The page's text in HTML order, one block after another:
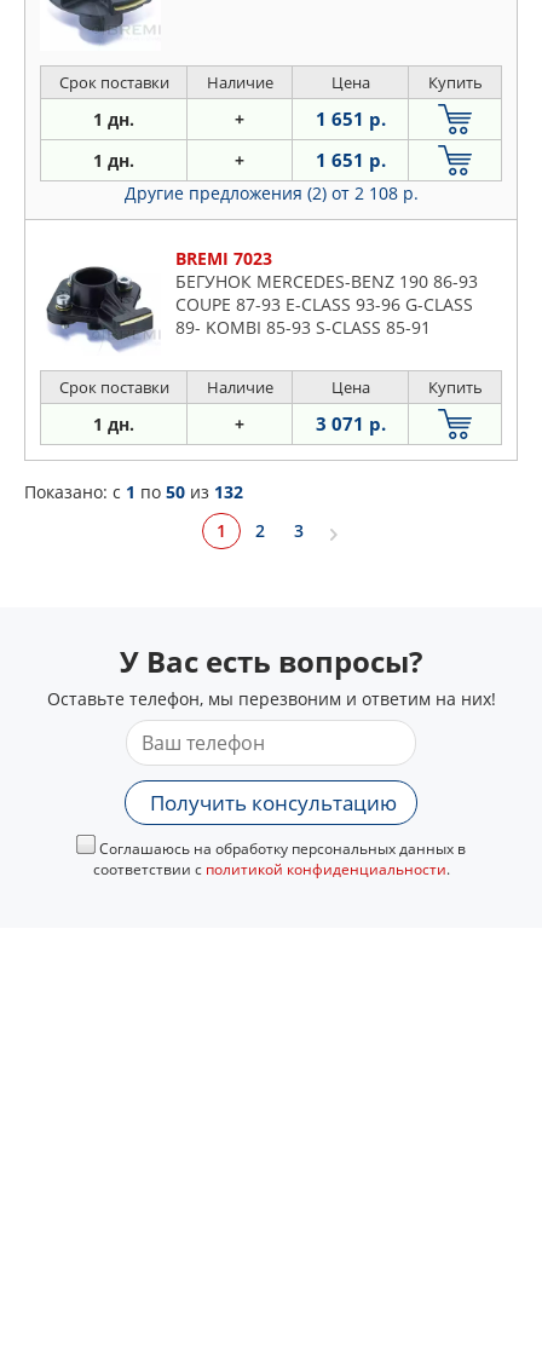
Срок поставки Наличие Цена Купить
1 дн. + 1 651 р.
1 дн. + 1 651 р.
Другие предложения (2) от 2 108 р.
BREMI 7023
БЕГУНОК MERCEDES-BENZ 190 86-93
COUPE 87-93 E-CLASS 93-96 G-CLASS
89- KOMBI 85-93 S-CLASS 85-91
Срок поставки Наличие Цена Купить
1 дн. + 3 071 р.
Показано: c 1 по 50 из 132
1
2 3
У Вас есть вопросы?
Оставьте телефон, мы перезвоним и ответим на них!
Получить консультацию
Соглашаюсь на обработку персональных данных в
соответствии с политикой конфиденциальности.